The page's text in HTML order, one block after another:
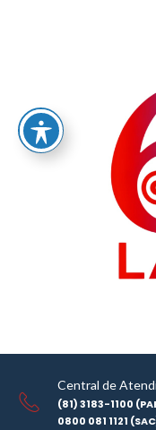
Central de
(81) 3183-1100
0800 081 1121
AVISO DE LICITAÇÃO
AVISO DE